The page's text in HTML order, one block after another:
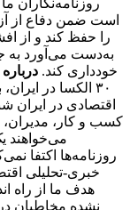
است ضمن دفاع از
را حفظ کند و از
به‌دست می‌آورد به
خودداری کند. درباره
۳۰ الکسا در
اقتصادی در ایران
کسب و کار،
می‌خواهند
روزنامه‌ها اکتفا
هدف ما از راه
نشده مخاطبان